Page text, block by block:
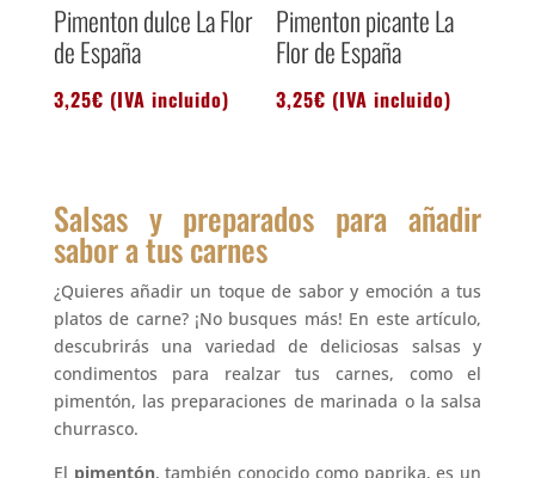
Pimenton dulce La Flor
de España
3,25€ (IVA incluido)
Pimenton picante La
Flor de España
3,25€ (IVA incluido)
Salsas y preparados para añadir
sabor a tus carnes
¿Quieres añadir un toque de sabor y emoción a tus
platos de carne? ¡No busques más! En este artículo,
descubrirás una variedad de deliciosas salsas y
condimentos para realzar tus carnes, como el
pimentón, las preparaciones de marinada o la salsa
churrasco.
El pimentón, también conocido como paprika, es un